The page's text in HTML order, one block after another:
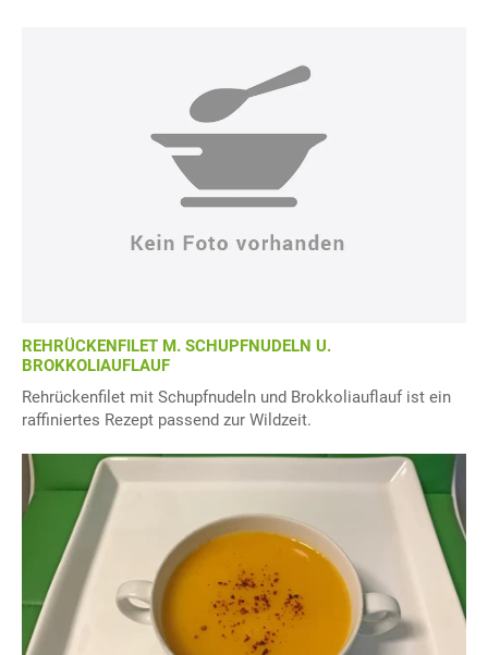
REHRÜCKENFILET M. SCHUPFNUDELN U.
BROKKOLIAUFLAUF
Rehrückenfilet mit Schupfnudeln und Brokkoliauflauf ist ein
raffiniertes Rezept passend zur Wildzeit.